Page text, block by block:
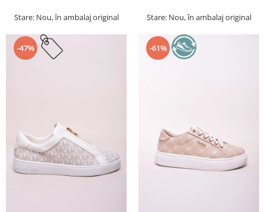
Stare: Nou, în ambalaj original Stare: Nou, în ambalaj original
-47% -61%